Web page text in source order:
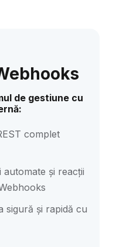
de gestiune cu
complet
și reacții
sigură și rapidă cu